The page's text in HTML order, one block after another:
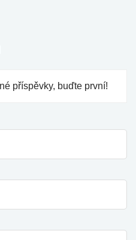
příspěvky, buďte první!